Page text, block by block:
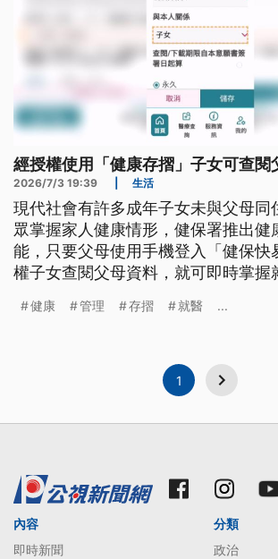
經授權使用「健康存摺」子女可查閱
2026/7/3 19:39 生活
現代社會有許多成年子女未與父母同
眾掌握家人健康情形，健保署推出健
能，只要父母使用手機登入「健保快
權子女查閱父母資料，就可即時掌握
健康 管理 存摺 就醫 ...
1
內容
即時新聞
分類
政治